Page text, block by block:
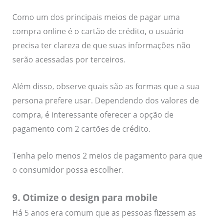
Como um dos principais meios de pagar uma
compra online é o cartão de crédito, o usuário
precisa ter clareza de que suas informações não
serão acessadas por terceiros.
Além disso, observe quais são as formas que a sua
persona prefere usar. Dependendo dos valores de
compra, é interessante oferecer a opção de
pagamento com 2 cartões de crédito.
Tenha pelo menos 2 meios de pagamento para que
o consumidor possa escolher.
9. Otimize o design para mobile
Há 5 anos era comum que as pessoas fizessem as